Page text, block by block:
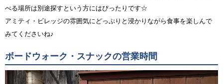
べる場所は別途探すという方にはぴったりです☆
アミティ・ビレッジの雰囲気にどっぷりと浸かりながら食事を楽しんで
みてくださいね♪
ボードウォーク・スナックの営業時間